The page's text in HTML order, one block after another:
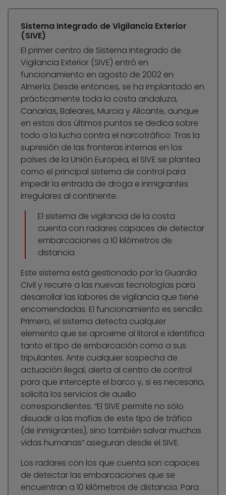
Sistema Integrado de Vigilancia Exterior
(SIVE)
El primer centro de Sistema Integrado de
Vigilancia Exterior (SIVE) entró en
funcionamiento en agosto de 2002 en
Almería. Desde entonces, se ha implantado en
prácticamente toda la costa andaluza,
Canarias, Baleares, Murcia y Alicante, aunque
en estos dos últimos puntos se dedica sobre
todo a la lucha contra el narcotráfico. Tras la
supresión de las fronteras internas en los
países de la Unión Europea, el SIVE se plantea
como el principal sistema de control para
impedir la entrada de droga e inmigrantes
irregulares al continente.
El sistema de vigilancia de la costa
cuenta con radares capaces de detectar
embarcaciones a 10 kilómetros de
distancia
Este sistema está gestionado por la Guardia
Civil y recurre a las nuevas tecnologías para
desarrollar las labores de vigilancia que tiene
encomendadas. El funcionamiento es sencillo.
Primero, el sistema detecta cualquier
elemento que se aproxime al litoral e identifica
tanto el tipo de embarcación como a sus
tripulantes. Ante cualquier sospecha de
actuación ilegal, alerta al centro de control
para que intercepte el barco y, si es necesario,
solicita los servicios de auxilio
correspondientes. “El SIVE permite no sólo
disuadir a las mafias de este tipo de tráfico
(de inmigrantes), sino también salvar muchas
vidas humanas” aseguran desde el SIVE.
Los radares con los que cuenta son capaces
de detectar las embarcaciones que se
encuentran a 10 kilómetros de distancia. Para